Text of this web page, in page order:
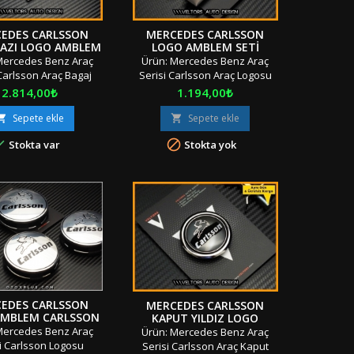
CARLSSON
LOGO AMBLEM
Benz Araç
Araç Bagaj
Amblemi Adet:
Boyut: Standart
OEM Ürün/Çift
Uyumluluk: Tüm
SerilerR4/1"Orjinal /
Gün &amp; Hızlı
İndirimli Kargo
Her Yerine Aras
ile İndirimli...
Fiyat
2.814,00₺
Sepete ekle
Stokta var
MERCEDES CARLSSON
LOGO AMBLEM SETI
Ürün: Mercedes Benz Araç
Serisi Carlsson Araç Logosu
Amblemi Seti Adet: 2 Parça
Boyut: Standart Materyal:
OEM Ürün/Çift Taraflı Bant
Uyumluluk: Tüm Sınıf ve
SerilerK2/13"Orjinal / Orijinal
&amp; Aynı Gün &amp; Hızlı
Gönderi &amp; İndirimli Kargo
"" Türkiye'nin Her Yerine Aras
Kargo ile İndirimli Kargo
&amp;...
Fiyat
1.194,00₺
 Sepete ekle
 Stokta yok
CARLSSON
CARLSSON
GÖBEK
KAPAK SETI
Benz Araç
Carlsson Logosu
MERCEDES CARLSSON
KAPUT YILDIZ LOGO
AMBLEM
Ürün: Mercedes Benz Araç
Serisi Carlsson Araç Kaput